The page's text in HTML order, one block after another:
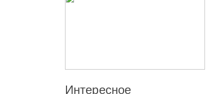
Интересное